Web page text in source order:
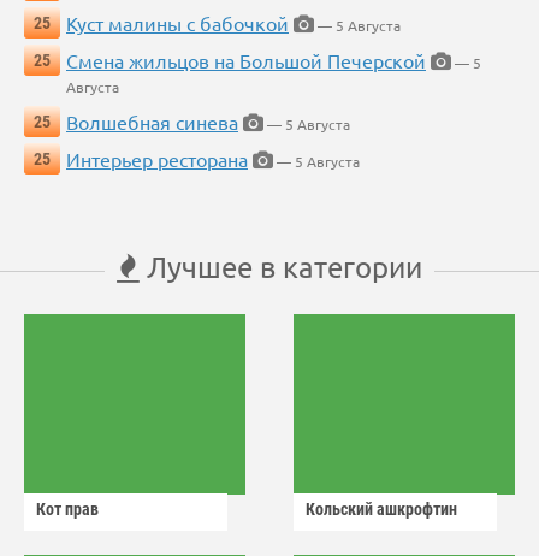
25
Куст малины с бабочкой
— 5 Августа
25
Смена жильцов на Большой Печерской
— 5
Августа
25
Волшебная синева
— 5 Августа
25
Интерьер ресторана — 5 Августа
Лучшее в категории
Кот прав Кольский ашкрофтин